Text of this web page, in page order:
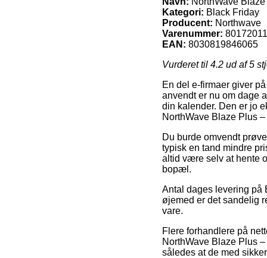
Kategori: Black Friday
Producent: Northwave
Varenummer:
EAN: 8030819846065
Vurderet til 4.2 ud af 5
En del e-firmaer giver
anvendt er nu om dage
din kalender. Den er jo
NorthWave Blaze Plus
Du burde omvendt
typisk en tand mindre
altid være selv at hente
bopæl.
Antal dages levering på
øjemed er det sandelig
vare.
Flere forhandlere på
NorthWave Blaze Plus
således at de med